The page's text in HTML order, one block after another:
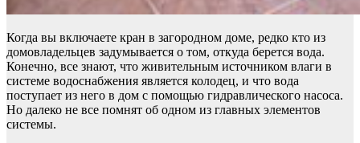
Когда вы включаете кран в загородном доме, редко кто из
домовладельцев задумывается о том, откуда берется вода.
Конечно, все знают, что живительным источником влаги в
системе водоснабжения является колодец, и что вода
поступает из него в дом с помощью гидравлического насоса.
Но далеко не все помнят об одном из главных элементов
системы.